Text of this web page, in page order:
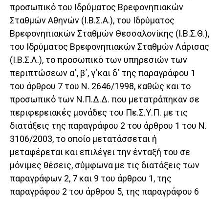
προσωπικό του Ιδρύματος Βρεφονηπιακών
Σταθμών Αθηνών (Ι.Β.Σ.Α.), του Ιδρύματος
Βρεφονηπιακών Σταθμών Θεσσαλονίκης (Ι.Β.Σ.Θ.),
του Ιδρύματος Βρεφονηπιακών Σταθμών Λάρισας
(Ι.Β.Σ.Λ.), το προσωπικό των υπηρεσιών των
περιπτώσεων α΄, β΄, γ΄και δ΄ της παραγράφου 1
του άρθρου 7 του Ν. 2646/1998, καθώς και το
προσωπικό των Ν.Π.Δ.Δ. που μετατράπηκαν σε
περιφερειακές μονάδες του Πε.Σ.Υ.Π. με τις
διατάξεις της παραγράφου 2 του άρθρου 1 του Ν.
3106/2003, το οποίο μετατάσσεται ή
μεταφέρεται και επιλέγει την ένταξή του σε
μόνιμες θέσεις, σύμφωνα με τις διατάξεις των
παραγράφων 2, 7 και 9 του άρθρου 1, της
παραγράφου 2 του άρθρου 5, της παραγράφου 6